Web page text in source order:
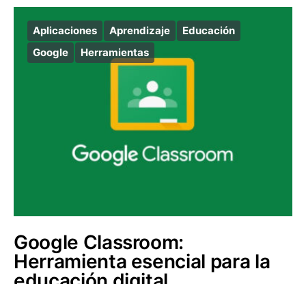
Aplicaciones Aprendizaje
Educación
Google
Herramientas
Google Classroom:
Herramienta esencial para la